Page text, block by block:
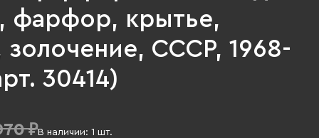
фарфор, крытье,
золочение, СССР, 1968-
30414)
₽В наличии: 1 шт.